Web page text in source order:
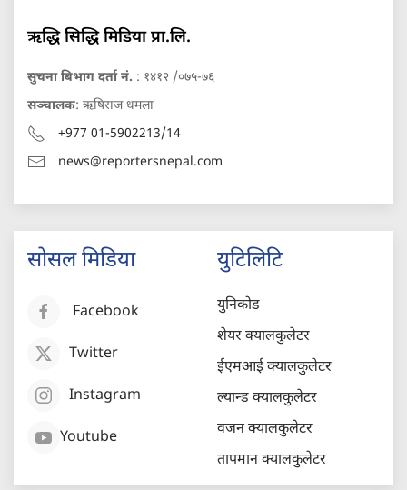
ऋद्धि सिद्धि मिडिया प्रा.लि.
सुचना बिभाग दर्ता नं. : १४१२ /०७५-७६
सञ्चालक: ऋषिराज धमला
+977 01-5902213/14
news@reportersnepal.com
सोसल मिडिया
Facebook
Twitter
Instagram
Youtube
युटिलिटि
युनिकोड
शेयर क्यालकुलेटर
ईएमआई क्यालकुलेटर
ल्यान्ड क्यालकुलेटर
वजन क्यालकुलेटर
तापमान क्यालकुलेटर